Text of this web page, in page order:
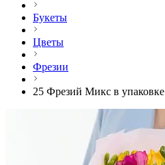
Букеты
Цветы
Фрезии
25 Фрезий Микс в упаковке